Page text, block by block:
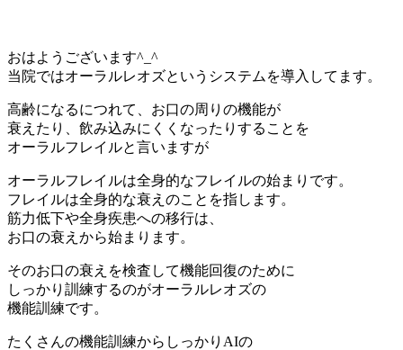
おはようございます^_^
当院ではオーラルレオズというシステムを導入してます。
高齢になるにつれて、お口の周りの機能が
衰えたり、飲み込みにくくなったりすることを
オーラルフレイルと言いますが
オーラルフレイルは全身的なフレイルの始まりです。
フレイルは全身的な衰えのことを指します。
筋力低下や全身疾患への移行は、
お口の衰えから始まります。
そのお口の衰えを検査して機能回復のために
しっかり訓練するのがオーラルレオズの
機能訓練です。
たくさんの機能訓練からしっかりAIの